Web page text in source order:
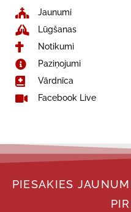
Jaunumi
Lūgšanas
Notikumi
Paziņojumi
Vārdnīca
Facebook Live
PIESAKIES